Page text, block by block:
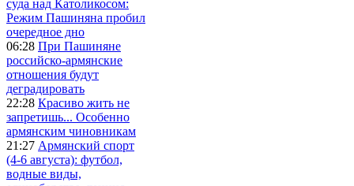
суда над Католикосом:
Режим Пашиняна пробил
очередное дно
06:28 При Пашиняне
российско-армянские
отношения будут
деградировать
22:28 Красиво жить не
запретишь... Особенно
армянским чиновникам
21:27 Армянский спорт
(4-6 августа): футбол,
водные виды,